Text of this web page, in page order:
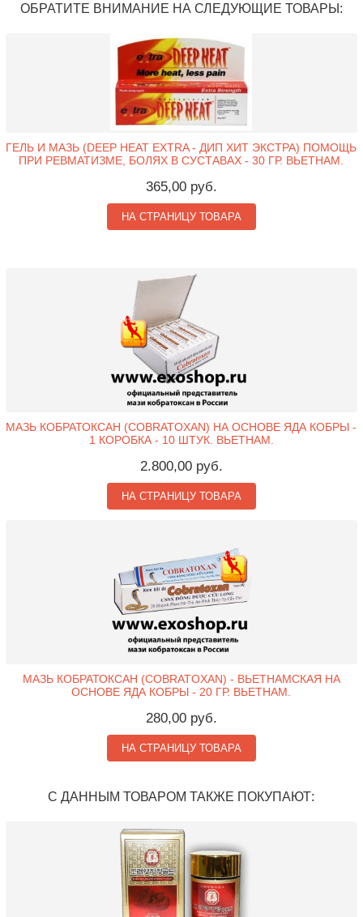
ОБРАТИТЕ ВНИМАНИЕ НА СЛЕДУЮЩИЕ ТОВАРЫ:
ГЕЛЬ И МАЗЬ (DEEP HEAT EXTRA - ДИП ХИТ ЭКСТРА) ПОМОЩЬ
ПРИ РЕВМАТИЗМЕ, БОЛЯХ В СУСТАВАХ - 30 ГР. ВЬЕТНАМ.
365,00 руб.
НА СТРАНИЦУ ТОВАРА
МАЗЬ КОБРАТОКСАН (COBRATOXAN) НА ОСНОВЕ ЯДА КОБРЫ -
1 КОРОБКА - 10 ШТУК. ВЬЕТНАМ.
2.800,00 руб.
НА СТРАНИЦУ ТОВАРА
МАЗЬ КОБРАТОКСАН (COBRATOXAN) - ВЬЕТНАМСКАЯ НА
ОСНОВЕ ЯДА КОБРЫ - 20 ГР. ВЬЕТНАМ.
280,00 руб.
НА СТРАНИЦУ ТОВАРА
С ДАННЫМ ТОВАРОМ ТАКЖЕ ПОКУПАЮТ: